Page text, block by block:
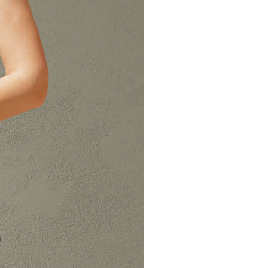
aclaración, pueden contactar con
dirección de correo
o envíos erróneos,
correrán a cargo de CORINTO
de los cambios y
de devolución correrán a cargo
un coste de 5€ en España